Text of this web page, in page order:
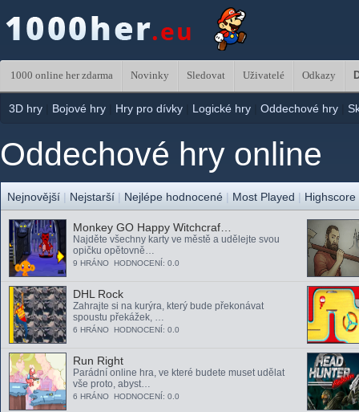
1000 online her zdarma Novinky Sledovat Uživatelé Odkazy
3D hry Bojové hry Hry pro dívky Logické hry Oddechové hry
Oddechové hry online
Nejnovější | Nejstarší | Nejlépe hodnocené | Most Played |
Monkey GO Happy Witchcraf…
Najděte všechny karty ve městě a udělejte svou
opičku opětovně…
9 HRÁNO HODNOCENÍ: 0.0
DHL Rock
Zahrajte si na kurýra, který bude překonávat
spoustu překážek, …
6 HRÁNO HODNOCENÍ: 0.0
Run Right
Parádní online hra, ve které budete muset udělat
vše proto, abyst…
6 HRÁNO HODNOCENÍ: 0.0